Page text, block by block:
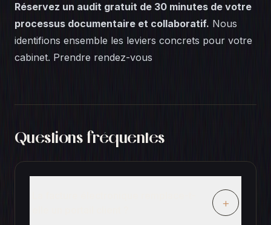
Réservez un audit gratuit de 30 minutes de votre
processus documentaire et collaboratif. Nous
identifions ensemble les leviers concrets pour votre
cabinet. Prendre rendez-vous
Questions fréquentes
+